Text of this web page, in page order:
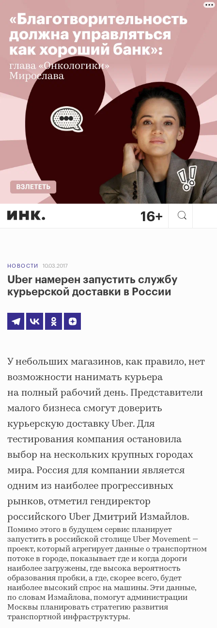
НОВОСТИ 10.03.2017
Uber намерен запустить службу
курьерской доставки в России
У небольших магазинов, как правило, нет
возможности нанимать курьера
на полный рабочий день. Представители
малого бизнеса смогут доверить
курьерскую доставку Uber. Для
тестирования компания остановила
выбор на нескольких крупных городах
мира. Россия для компании является
одним из наиболее прогрессивных
рынков, отметил гендиректор
российского Uber Дмитрий Измайлов.
Помимо этого в будущем сервис планирует
запустить в российской столице Uber Movement —
проект, который агрегирует данные о транспортном
потоке в городе, показывает где и когда дороги
наиболее загружены, где высока вероятность
образования пробки, а где, скорее всего, будет
наиболее высокий спрос на машины. Эти данные,
по словам Измайлова, помогут администрации
Москвы планировать стратегию развития
транспортной инфраструктуры.